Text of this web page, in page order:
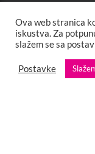
Copyright © 2013 -
Ova web stranica
iskustva. Za
slažem se sa
Postavke